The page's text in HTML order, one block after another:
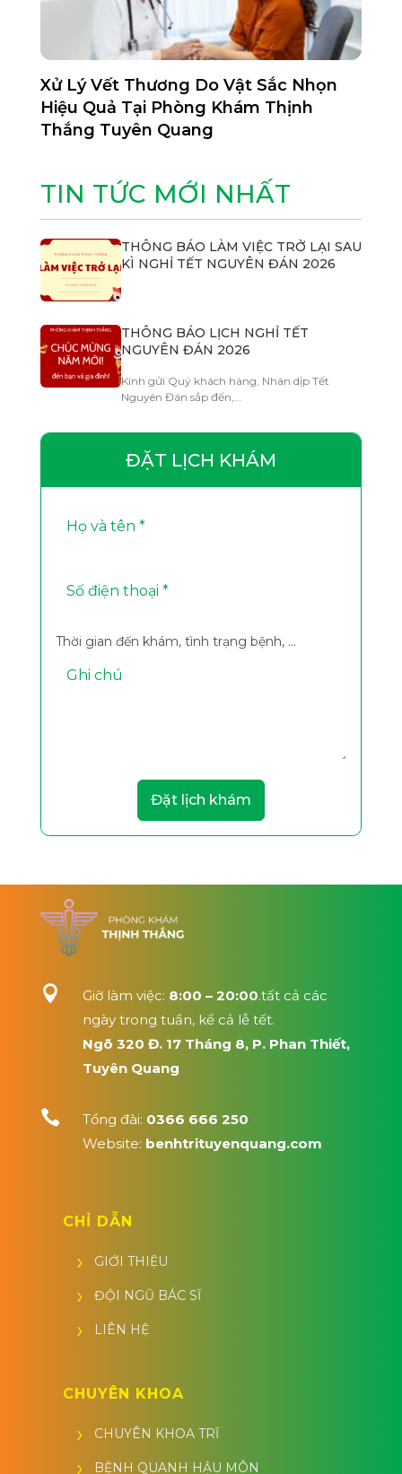
Xử Lý Vết Thương Do Vật Sắc Nhọn
Hiệu Quả Tại Phòng Khám Thịnh
Thắng Tuyên Quang
TIN TỨC MỚI NHẤT
THÔNG BÁO LÀM VIỆC TRỞ LẠI SAU
KÌ NGHỈ TẾT NGUYÊN ĐÁN 2026
THÔNG BÁO LỊCH NGHỈ TẾT
NGUYÊN ĐÁN 2026
Kính gửi Quý khách hàng, Nhân dịp Tết
Nguyên Đán sắp đến,…
ĐẶT LỊCH KHÁM
Thời gian đến khám, tình trạng bệnh, ...
Đặt lịch khám
 Giờ làm việc: 8:00 – 20:00.tất cả các
ngày trong tuần, kể cả lễ tết.
Ngõ 320 Đ. 17 Tháng 8, P. Phan Thiết,
Tuyên Quang
 Tổng đài: 0366 666 250
Website: benhtrituyenquang.com
CHỈ DẪN
GIỚI THIỆU
ĐỘI NGŨ BÁC SĨ
LIÊN HỆ
CHUYÊN KHOA
CHUYÊN KHOA TRĨ
BỆNH QUANH HẬU MÔN